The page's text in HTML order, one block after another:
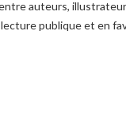
auteurs,
publique et en